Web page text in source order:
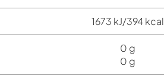
1673 kJ/394 kcal
0 g
0 g